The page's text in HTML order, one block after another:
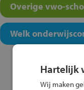
Overige vwo-
Welk
Hartelijk
Wij maken